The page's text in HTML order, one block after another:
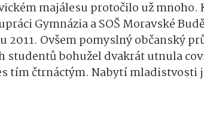
majálesu protočilo už mnoho.
Gymnázia a SOŠ Moravské
2011. Ovšem pomyslný občanský
studentů bohužel dvakrát utnula
tím čtrnáctým. Nabytí mladistvosti